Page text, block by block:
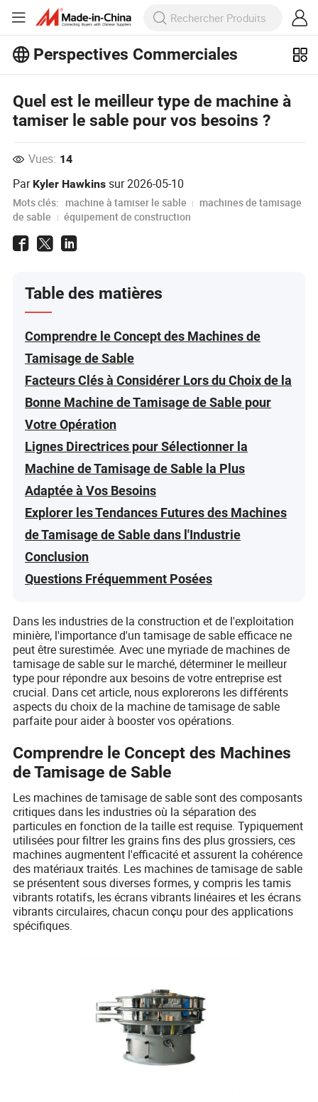
Perspectives Commerciales
Quel est le meilleur type de machine à
tamiser le sable pour vos besoins ?
Vues: 14
Par Kyler Hawkins sur2026-05-10
Mots clés: machine à tamiser le sable
machines de tamisage
de sable
équipement de construction
Table des matières
Comprendre le Concept des Machines de
Tamisage de Sable
Facteurs Clés à Considérer Lors du Choix de la
Bonne Machine de Tamisage de Sable pour
Votre Opération
Lignes Directrices pour Sélectionner la
Machine de Tamisage de Sable la Plus
Adaptée à Vos Besoins
Explorer les Tendances Futures des Machines
de Tamisage de Sable dans l'Industrie
Conclusion
Questions Fréquemment Posées
Dans les industries de la construction et de l'exploitation
minière, l'importance d'un tamisage de sable efficace ne
peut être surestimée. Avec une myriade de machines de
tamisage de sable sur le marché, déterminer le meilleur
type pour répondre aux besoins de votre entreprise est
crucial. Dans cet article, nous explorerons les différents
aspects du choix de la machine de tamisage de sable
parfaite pour aider à booster vos opérations.
Comprendre le Concept des Machines
de Tamisage de Sable
Les machines de tamisage de sable sont des composants
critiques dans les industries où la séparation des
particules en fonction de la taille est requise. Typiquement
utilisées pour filtrer les grains fins des plus grossiers, ces
machines augmentent l'efficacité et assurent la cohérence
des matériaux traités. Les machines de tamisage de sable
se présentent sous diverses formes, y compris les tamis
vibrants rotatifs, les écrans vibrants linéaires et les écrans
vibrants circulaires, chacun conçu pour des applications
spécifiques.